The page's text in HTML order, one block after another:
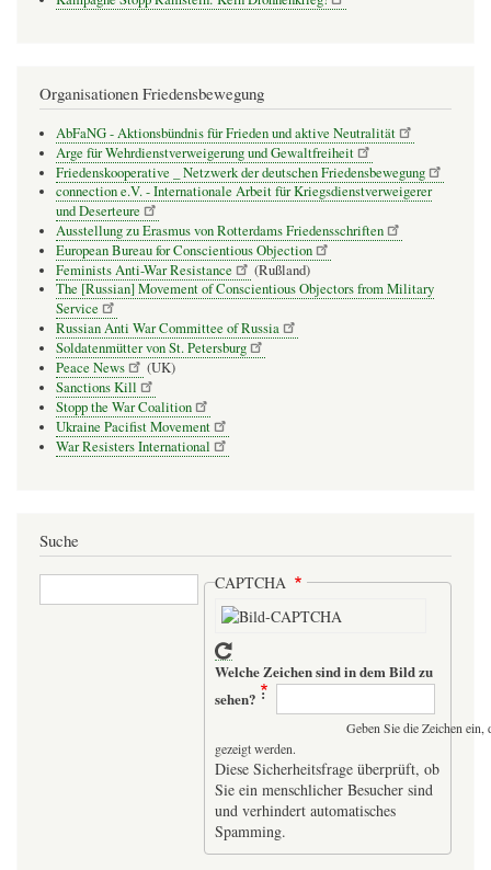
Organisationen Friedensbewegung
AbFaNG - Aktionsbündnis für Frieden und aktive Neutralität
Arge für Wehrdienstverweigerung und Gewaltfreiheit
Friedenskooperative _ Netzwerk der deutschen Friedensbewegung
connection e.V. - Inter­na­tio­nale Arbeit für Kriegs­dienst­ver­wei­gerer
und Deser­teure
Ausstellung zu Erasmus von Rotterdams Friedensschriften
European Bureau for Conscientious Objection
Feminists Anti-War Resistance
(Rußland)
The [Russian] Movement of Conscientious Objectors from Military
Service
Russian Anti War Committee of Russia
Soldatenmütter von St. Petersburg
Peace News
(UK)
Sanctions Kill
Stopp the War Coalition
Ukraine Pacifist Movement
War Resisters International
Suche
Suche CAPTCHA
Welche Zeichen sind in dem Bild zu
sehen?
Geben Sie die Zeichen
gezeigt werden.
Diese Sicherheitsfrage überprüft, ob
Sie ein menschlicher Besucher sind
und verhindert automatisches
Spamming.